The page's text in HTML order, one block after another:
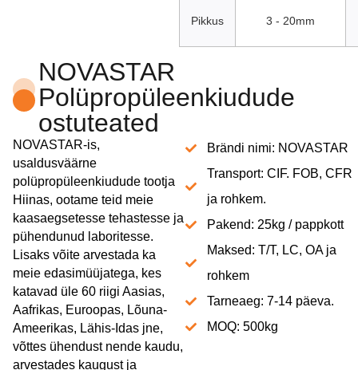
Pikkus 3 - 20mm
NOVASTAR
Polüpropüleenkiudude
ostuteated
NOVASTAR-is,
usaldusväärne
polüpropüleenkiudude tootja
Hiinas, ootame teid meie
kaasaegsetesse tehastesse ja
pühendunud laboritesse.
Lisaks võite arvestada ka
meie edasimüüjatega, kes
katavad üle 60 riigi Aasias,
Aafrikas, Euroopas, Lõuna-
Ameerikas, Lähis-Idas jne,
võttes ühendust nende kaudu,
arvestades kaugust ja
Brändi nimi: NOVASTAR
Transport: CIF. FOB, CFR
ja rohkem.
Pakend: 25kg / pappkott
Maksed: T/T, LC, OA ja
rohkem
Tarneaeg: 7-14 päeva.
MOQ: 500kg